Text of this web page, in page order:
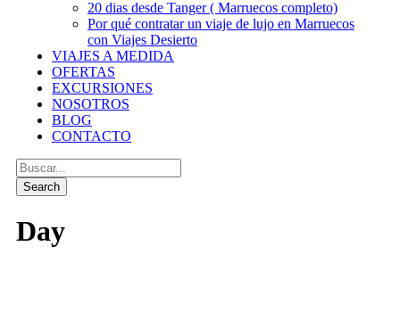
20 dias desde Tanger ( Marruecos completo)
Por qué contratar un viaje de lujo en Marruecos
con Viajes Desierto
VIAJES A MEDIDA
OFERTAS
EXCURSIONES
NOSOTROS
BLOG
CONTACTO
Day